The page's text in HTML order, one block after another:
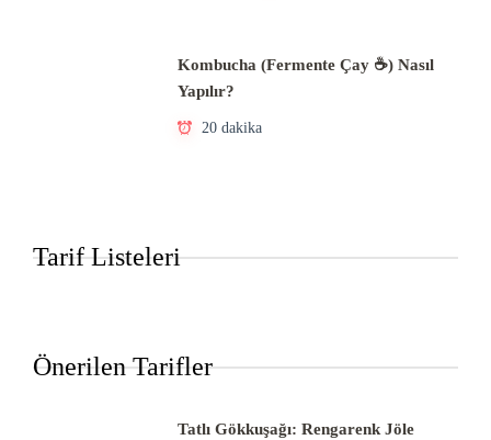
Kombucha (Fermente Çay ☕) Nasıl
Yapılır?
20 dakika
Tarif Listeleri
Önerilen Tarifler
Tatlı Gökkuşağı: Rengarenk Jöle